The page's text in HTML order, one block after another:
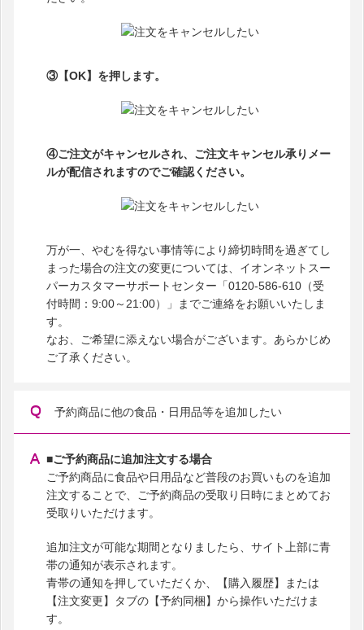
③【OK】を押します。
④ご注文がキャンセルされ、ご注文キャンセル承りメー
ルが配信されますのでご確認ください。
万が一、やむを得ない事情等により締切時間を過ぎてし
まった場合の注文の変更については、イオンネットスー
パーカスタマーサポートセンター「0120-586-610（受
付時間：9:00～21:00）」までご連絡をお願いいたしま
す。
なお、ご希望に添えない場合がございます。あらかじめ
ご了承ください。
予約商品に他の食品・日用品等を追加したい
■ご予約商品に追加注文する場合
ご予約商品に食品や日用品など普段のお買いものを追加
注文することで、ご予約商品の受取り日時にまとめてお
受取りいただけます。
追加注文が可能な期間となりましたら、サイト上部に青
帯の通知が表示されます。
青帯の通知を押していただくか、【購入履歴】または
【注文変更】タブの【予約同梱】から操作いただけま
す。